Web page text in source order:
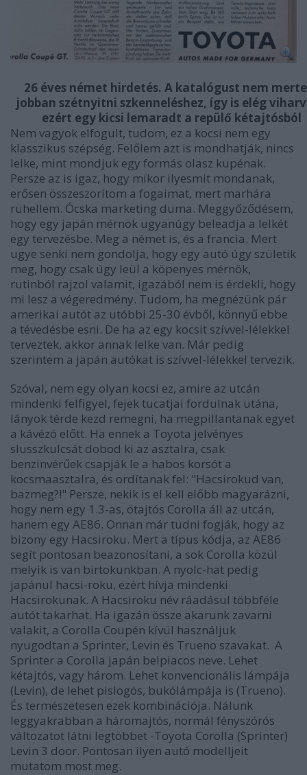
26 éves német hirdetés. A katalógust nem
jobban szétnyitni szkenneléshez, így is elég
ezért egy kicsi lemaradt a repülő kétajtósból
Nem vagyok elfogult, tudom, ez a kocsi nem egy
klasszikus szépség. Felőlem azt is mondhatják, nincs
lelke, mint mondjuk egy formás olasz kupénak.
Persze az is igaz, hogy mikor ilyesmit mondanak,
erősen összeszorítom a fogaimat, mert marhára
rühellem. Ócska marketing duma. Meggyőződésem,
hogy egy japán mérnök ugyanúgy beleadja a lelkét
egy tervezésbe. Meg a német is, és a francia. Mert
ugye senki nem gondolja, hogy egy autó úgy születik
meg, hogy csak úgy leül a köpenyes mérnök,
rutinból rajzol valamit, igazából nem is érdekli, hogy
mi lesz a végeredmény. Tudom, ha megnézünk pár
amerikai autót az utóbbi 25-30 évből, könnyű ebbe
a tévedésbe esni. De ha az egy kocsit szívvel-lélekkel
terveztek, akkor annak lelke van. Már pedig
szerintem a japán autókat is szívvel-lélekkel tervezik.
Szóval, nem egy olyan kocsi ez, amire az utcán
mindenki felfigyel, fejek tucatjai fordulnak utána,
lányok térde kezd remegni, ha megpillantanak egyet
a kávézó előtt. Ha ennek a Toyota jelvényes
slusszkulcsát dobod ki az asztalra, csak
benzinvérűek csapják le a habos korsót a
kocsmaasztalra, és ordítanak fel: "Hacsirokud van,
bazmeg?!" Persze, nekik is el kell előbb magyarázni,
hogy nem egy 1.3-as, ötajtós Corolla áll az utcán,
hanem egy AE86. Onnan már tudni fogják, hogy az
bizony egy Hacsiroku. Mert a típus kódja, az AE86
segít pontosan beazonosítani, a sok Corolla közül
melyik is van birtokunkban. A nyolc-hat pedig
japánul hacsi-roku, ezért hívja mindenki
Hacsirokunak. A Hacsiroku név ráadásul többféle
autót takarhat. Ha igazán össze akarunk zavarni
valakit, a Corolla Coupén kívül használjuk
nyugodtan a Sprinter, Levin és Trueno szavakat. A
Sprinter a Corolla japán belpiacos neve. Lehet
kétajtós, vagy három. Lehet konvencionális lámpája
(Levin), de lehet pislogós, bukólámpája is (Trueno).
És természetesen ezek kombinációja. Nálunk
leggyakrabban a háromajtós, normál fényszórós
változatot látni legtöbbet -Toyota Corolla (Sprinter)
Levin 3 door. Pontosan ilyen autó modelljeit
mutatom most meg.